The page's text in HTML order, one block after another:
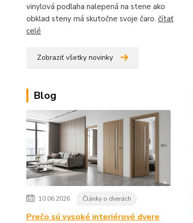
vinylová podlaha nalepená na stene ako
obklad steny má skutočne svoje čaro. čítať
celé
Zobraziť všetky novinky
Blog
10.06.2026 Články o dverách
Prečo sú vysoké interiérové dvere